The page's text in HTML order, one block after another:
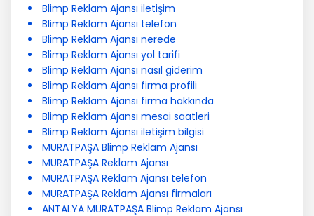
Blimp Reklam Ajansı iletişim
Blimp Reklam Ajansı telefon
Blimp Reklam Ajansı nerede
Blimp Reklam Ajansı yol tarifi
Blimp Reklam Ajansı nasıl giderim
Blimp Reklam Ajansı firma profili
Blimp Reklam Ajansı firma hakkında
Blimp Reklam Ajansı mesai saatleri
Blimp Reklam Ajansı iletişim bilgisi
MURATPAŞA Blimp Reklam Ajansı
MURATPAŞA Reklam Ajansı
MURATPAŞA Reklam Ajansı telefon
MURATPAŞA Reklam Ajansı firmaları
ANTALYA MURATPAŞA Blimp Reklam Ajansı